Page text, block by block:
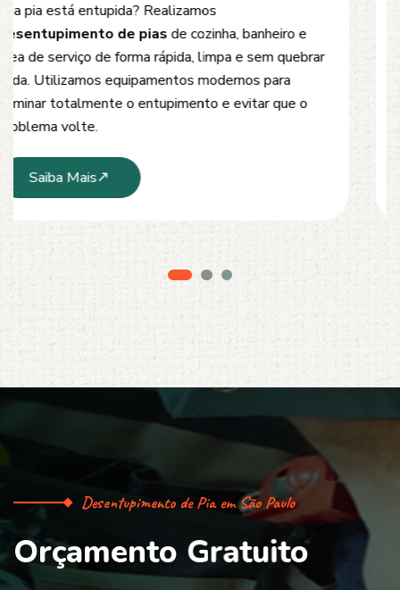
Problemas comentupimento de esgoto
Oferecemos soluções rápidas e eficientes para
desobstrução de redes de esgoto, caixas de
inspeção e tubulações. Utilizamos equipamentos
modernos e técnicas seguras que garantem um
serviço limpo, ágil e sem danos à estrutura.
Saiba Mais
Desentupimento de Pia em São Paulo
Orçamento Gratuito